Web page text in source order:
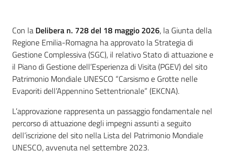
Introduzione
Con la Delibera n. 728 del 18 maggio 2026, la Giunta della
Regione Emilia-Romagna ha approvato la Strategia di
Gestione Complessiva (SGC), il relativo Stato di attuazione e
il Piano di Gestione dell’Esperienza di Visita (PGEV) del sito
Patrimonio Mondiale UNESCO “Carsismo e Grotte nelle
Evaporiti dell’Appennino Settentrionale” (EKCNA).
L’approvazione rappresenta un passaggio fondamentale nel
percorso di attuazione degli impegni assunti a seguito
dell’iscrizione del sito nella Lista del Patrimonio Mondiale
UNESCO, avvenuta nel settembre 2023.